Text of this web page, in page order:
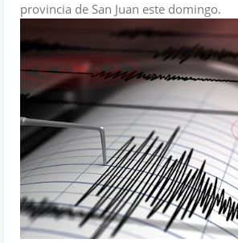
provincia de San Juan este domingo.